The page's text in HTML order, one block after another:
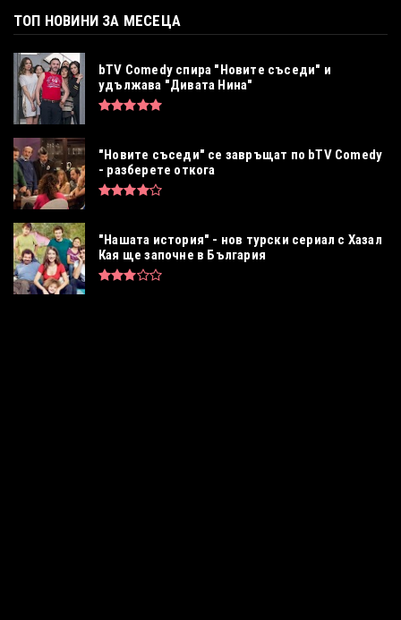
ТОП НОВИНИ ЗА МЕСЕЦА
bTV Comedy спира "Новите съседи" и
удължава "Дивата Нина"
"Новите съседи" се завръщат по bTV Comedy
- разберете откога
"Нашата история" - нов турски сериал с Хазал
Кая ще започне в България